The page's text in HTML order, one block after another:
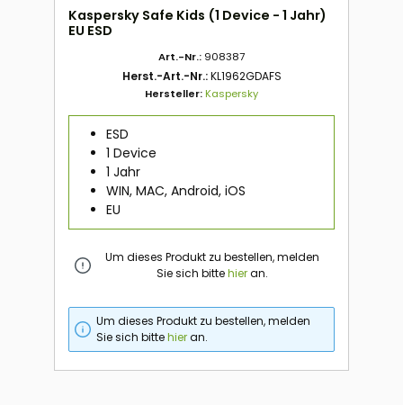
Kaspersky Safe Kids (1 Device - 1 Jahr)
EU ESD
Art.-Nr.: 908387
Herst.-Art.-Nr.:KL1962GDAFS
Hersteller:Kaspersky
ESD
1 Device
1 Jahr
WIN, MAC, Android, iOS
EU
Um dieses Produkt zu bestellen, melden
Sie sich bittehieran.
Um dieses Produkt zu bestellen, melden
Sie sich bittehieran.